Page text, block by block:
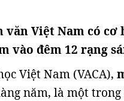
Việt Nam có cơ
vào đêm 12 rạng
Việt Nam (VACA),
năm, là một